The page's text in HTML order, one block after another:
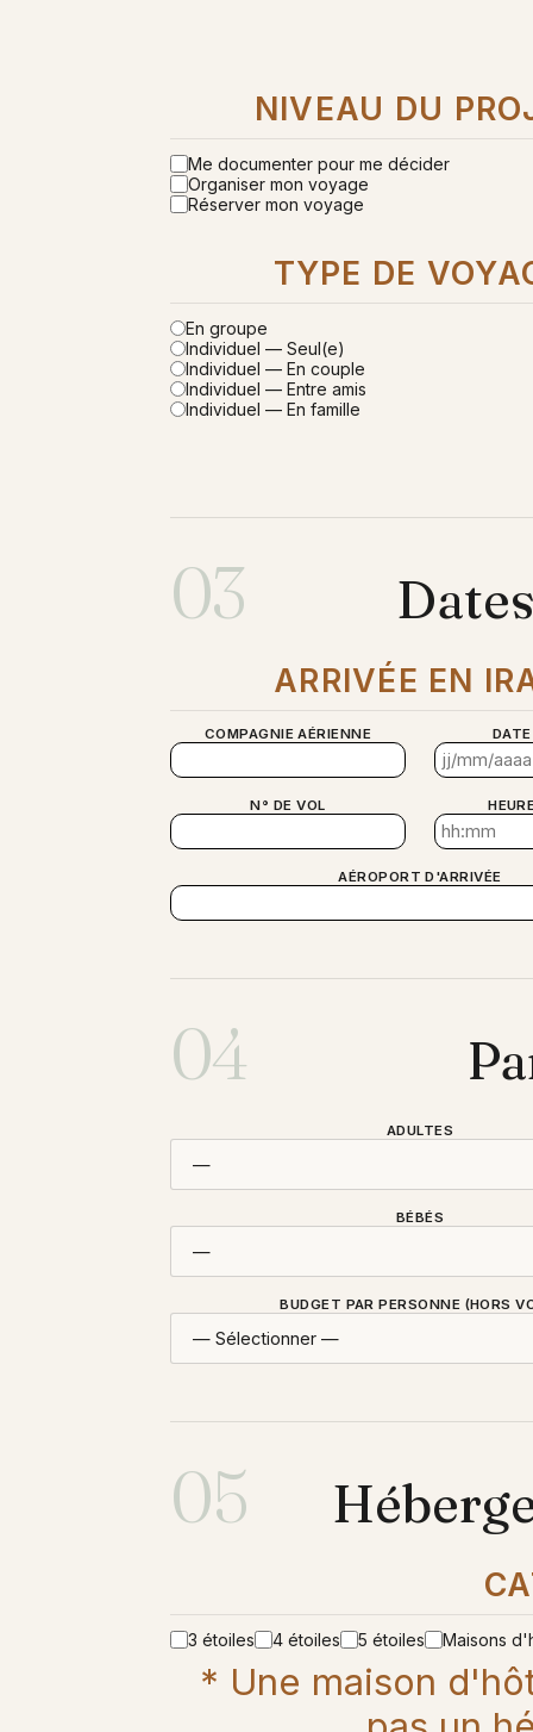
NIVEAU DU
Me documenter pour me décider
Organiser mon voyage
Réserver mon voyage
TYPE DE
En groupe
Individuel — Seul(e)
Individuel — En couple
Individuel — Entre amis
Individuel — En famille
03
ARRIVÉE EN
COMPAGNIE AÉRIENNE
N° DE VOL
AÉROPORT D'ARRIVÉE
04
ADULTES
BÉBÉS
BUDGET PAR PERSONNE (HORS
05
3 étoiles 4 étoiles 5 étoiles Maisons
* Une maison